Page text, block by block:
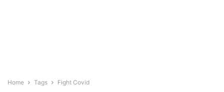
Home Tags Fight Covid